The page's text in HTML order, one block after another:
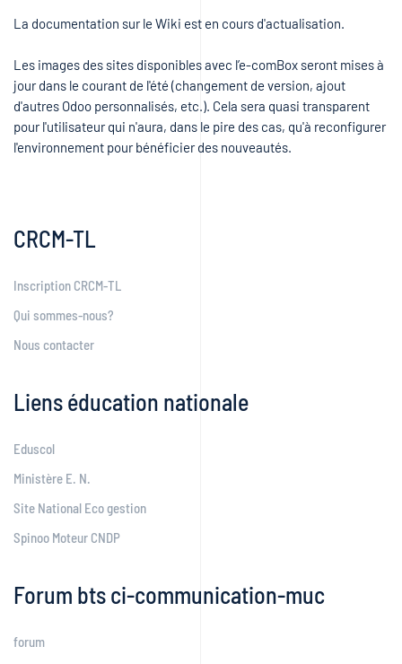
La documentation sur le Wiki est en cours d'actualisation.
Les images des sites disponibles avec l’e-comBox seront mises à
jour dans le courant de l'été (changement de version, ajout
d'autres Odoo personnalisés, etc.). Cela sera quasi transparent
pour l'utilisateur qui n'aura, dans le pire des cas, qu'à reconfigurer
l'environnement pour bénéficier des nouveautés.
CRCM-TL
Inscription CRCM-TL
Qui sommes-nous?
Nous contacter
Liens éducation nationale
Eduscol
Ministère E. N.
Site National Eco gestion
Spinoo Moteur CNDP
Forum bts ci-communication-muc
forum